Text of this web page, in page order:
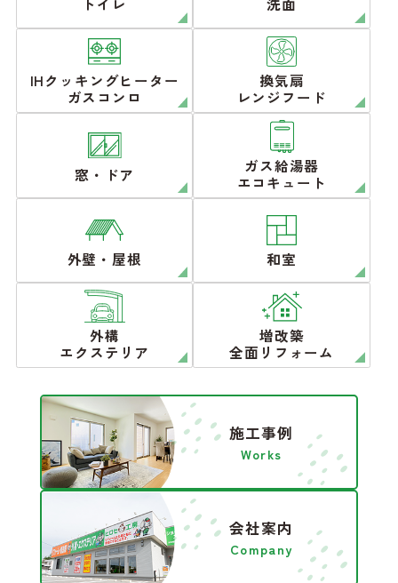
トイレ 洗面
IHクッキングヒーター
ガスコンロ
換気扇
レンジフード
窓・ドア
ガス給湯器
エコキュート
外壁・屋根 和室
外構
エクステリア
増改築
全面リフォーム
施工事例
Works
会社案内
Company